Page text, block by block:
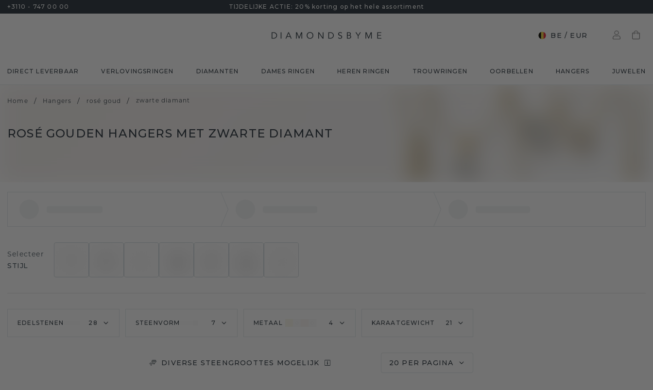
+3110 - 747 00 00 TIJDELIJKE ACTIE: 20% korting op het hele assortiment
BE / EUR
DIRECT LEVERBAAR VERLOVINGSRINGEN DIAMANTEN DAMES RINGEN HEREN RINGEN TROUWRINGEN OORBELLEN HANGERS JUWELEN
Home / Hangers / rosé goud / zwarte diamant
ROSÉ GOUDEN HANGERS MET ZWARTE DIAMANT
Selecteer
STIJL
EDELSTENEN 28 STEENVORM 7 METAAL 4 KARAATGEWICHT 21
DIVERSE STEENGROOTTES MOGELIJK 20 PER PAGINA